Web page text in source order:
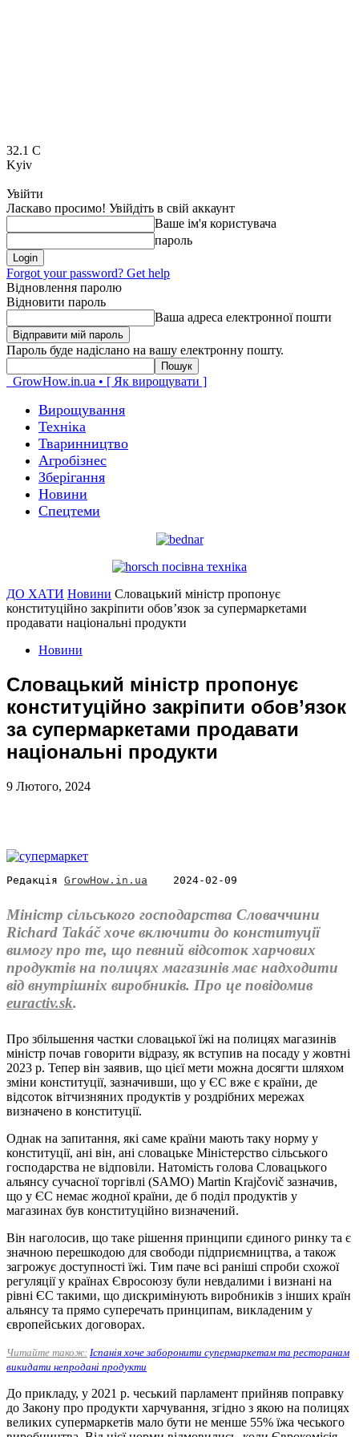
32.1 C
Kyiv
Увійти
Ласкаво просимо! Увійдіть в свій аккаунт
Ваше ім'я користувача
пароль
Forgot your password? Get help
Відновлення паролю
Відновити пароль
Ваша адреса електронної пошти
Пароль буде надіслано на вашу електронну пошту.
GrowHow.in.ua • [ Як вирощувати ]
Вирощування
Техніка
Тваринництво
Агробізнес
Зберігання
Новини
Спецтеми
ДО ХАТИ Новини Словацький міністр пропонує
конституційно закріпити обов’язок за супермаркетами
продавати національні продукти
Новини
Словацький міністр пропонує
конституційно закріпити обов’язок
за супермаркетами продавати
національні продукти
9 Лютого, 2024
Редакція GrowHow.in.ua 2024-02-09
Міністр сільського господарства Словаччини
Richard Takáč хоче включити до конституції
вимогу про те, що певний відсоток харчових
продуктів на полицях магазинів має надходити
від внутрішніх виробників. Про це повідомив
euractiv.sk.
Про збільшення частки словацької їжі на полицях магазинів
міністр почав говорити відразу, як вступив на посаду у жовтні
2023 р. Тепер він заявив, що цієї мети можна досягти шляхом
зміни конституції, зазначивши, що у ЄС вже є країни, де
відсоток вітчизняних продуктів у роздрібних мережах
визначено в конституції.
Однак на запитання, які саме країни мають таку норму у
конституції, ані він, ані словацьке Міністерство сільського
господарства не відповіли. Натомість голова Словацького
альянсу сучасної торгівлі (SAMO) Martin Krajčovič зазначив,
що у ЄС немає жодної країни, де б поділ продуктів у
магазинах був конституційно визначений.
Він наголосив, що таке рішення принципи єдиного ринку та є
значною перешкодою для свободи підприємництва, а також
загрожує доступності їжі. Тим паче всі раніші спроби схожої
регуляції у країнах Євросоюзу були невдалими і визнані на
рівні ЄС такими, що дискримінують виробників з інших країн
альянсу та прямо суперечать принципам, викладеним у
європейських договорах.
Читайте також: Іспанія хоче заборонити супермаркетам та ресторанам
викидати непродані продукти
До прикладу, у 2021 р. чеський парламент прийняв поправку
до Закону про продукти харчування, згідно з якою на полицях
великих супермаркетів мало бути не менше 55% їжа чеського